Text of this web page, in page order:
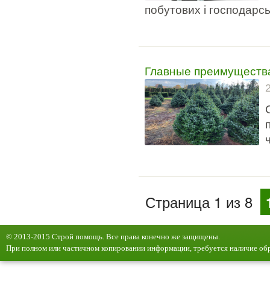
побутових і
Главные
Страница 1 из 8
© 2013-2015 Строй помощь. Все права конечно же защищены.
При полном или частичном копировании информации, требуется наличие